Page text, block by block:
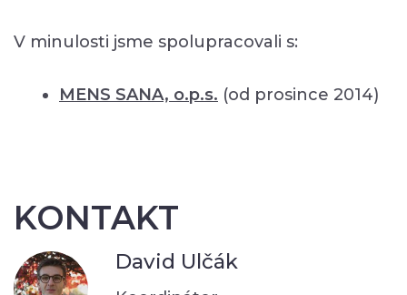
V minulosti jsme spolupracovali s:
MENS SANA, o.p.s. (od prosince 2014)
KONTAKT
David Ulčák